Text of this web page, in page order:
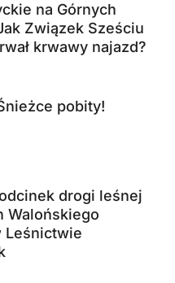
na Górnych
Związek Sześciu
krwawy najazd?
pobity!
drogi leśnej
Walońskiego
Leśnictwie